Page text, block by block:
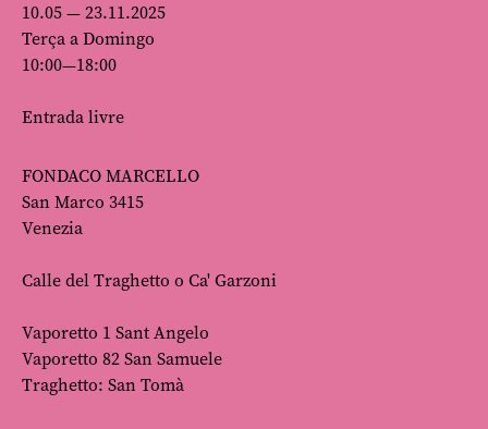
10.05 — 23.11.2025
Terça a Domingo
10:00—18:00
Entrada livre
FONDACO MARCELLO
San Marco 3415
Venezia
Calle del Traghetto o Ca' Garzoni
Vaporetto 1 Sant Angelo
Vaporetto 82 San Samuele
Traghetto: San Tomà